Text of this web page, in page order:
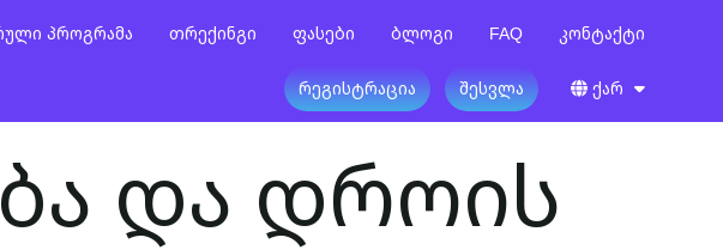
Პროგრამა Თრექინგი Ფასები Ბლოგი FAQ Კონტაქტი
Რეგისტრაცია Შესვლა Ქარ
და დროის